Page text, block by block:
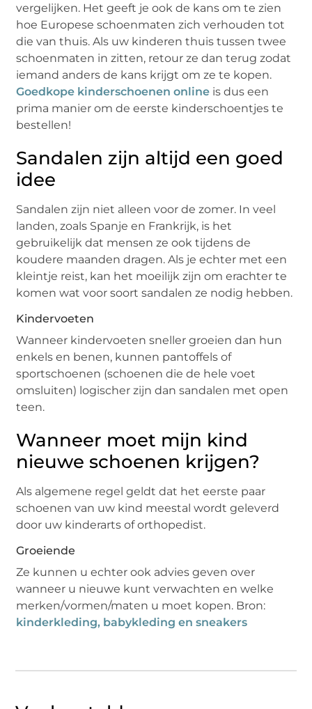
vergelijken. Het geeft je ook de kans om te zien
hoe Europese schoenmaten zich verhouden tot
die van thuis. Als uw kinderen thuis tussen twee
schoenmaten in zitten, retour ze dan terug zodat
iemand anders de kans krijgt om ze te kopen.
Goedkope kinderschoenen online is dus een
prima manier om de eerste kinderschoentjes te
bestellen!
Sandalen zijn altijd een goed
idee
Sandalen zijn niet alleen voor de zomer. In veel
landen, zoals Spanje en Frankrijk, is het
gebruikelijk dat mensen ze ook tijdens de
koudere maanden dragen. Als je echter met een
kleintje reist, kan het moeilijk zijn om erachter te
komen wat voor soort sandalen ze nodig hebben.
Kindervoeten
Wanneer kindervoeten sneller groeien dan hun
enkels en benen, kunnen pantoffels of
sportschoenen (schoenen die de hele voet
omsluiten) logischer zijn dan sandalen met open
teen.
Wanneer moet mijn kind
nieuwe schoenen krijgen?
Als algemene regel geldt dat het eerste paar
schoenen van uw kind meestal wordt geleverd
door uw kinderarts of orthopedist.
Groeiende
Ze kunnen u echter ook advies geven over
wanneer u nieuwe kunt verwachten en welke
merken/vormen/maten u moet kopen. Bron:
kinderkleding, babykleding en sneakers